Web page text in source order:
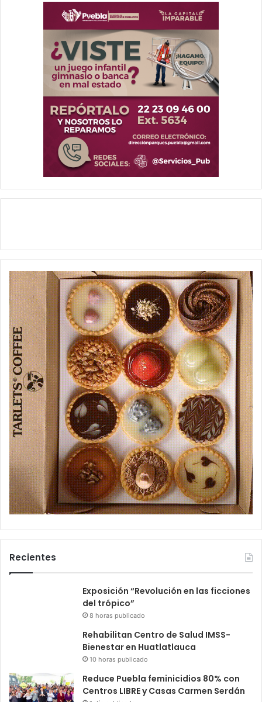
Recientes
Exposición “Revolución en las ficciones
del trópico”
8 horas publicado
Rehabilitan Centro de Salud IMSS-
Bienestar en Huatlatlauca
10 horas publicado
Reduce Puebla feminicidios 80% con
Centros LIBRE y Casas Carmen Serdán